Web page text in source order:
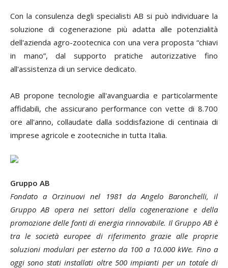
Con la consulenza degli specialisti AB si può individuare la
soluzione di cogenerazione più adatta alle potenzialità
dell'azienda agro-zootecnica con una vera proposta “chiavi
in mano”, dal supporto pratiche autorizzative fino
all'assistenza di un service dedicato.
AB propone tecnologie all'avanguardia e particolarmente
affidabili, che assicurano performance con vette di 8.700
ore all'anno, collaudate dalla soddisfazione di centinaia di
imprese agricole e zootecniche in tutta Italia.
Gruppo AB
Fondato a Orzinuovi nel 1981 da Angelo Baronchelli, il
Gruppo AB opera nei settori della cogenerazione e della
promozione delle fonti di energia rinnovabile. Il Gruppo AB è
tra le società europee di riferimento grazie alle proprie
soluzioni modulari per esterno da 100 a 10.000 kWe. Fino a
oggi sono stati installati oltre 500 impianti per un totale di